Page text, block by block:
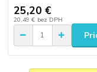
25,20 €
20,49 € bez DPH